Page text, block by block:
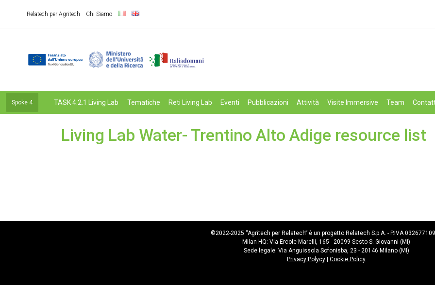
Relatech per Agritech Chi Siamo
Spoke 4 TASK 4.2.1 Living Lab Tematiche Reti Living Lab Eventi Pubblicazioni Attività Visite Immersive Team
Living Lab Water- Trentino Alto Adige resource list
©2022-2025 “Agritech per Relatech” è un progetto Relatech S.p.A. - P.IVA
Milan HQ: Via Ercole Marelli, 165 - 20099 Sesto S. Giovanni (MI)
Sede legale: Via Anguissola Sofonisba, 23 - 20146 Milano (MI)
Privacy Polycy | Cookie Policy